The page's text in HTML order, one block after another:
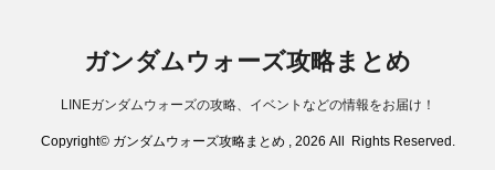
ガンダムウォーズ攻略まとめ
LINEガンダムウォーズの攻略、イベントなどの情報をお届け！
Copyright© ガンダムウォーズ攻略まとめ , 2026 All Rights Reserved.